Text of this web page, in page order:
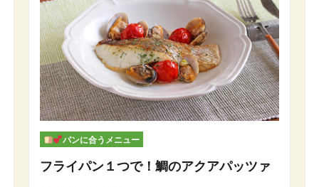
パンに合うメニュー
フライパン１つで！鯛のアクアパッツァ